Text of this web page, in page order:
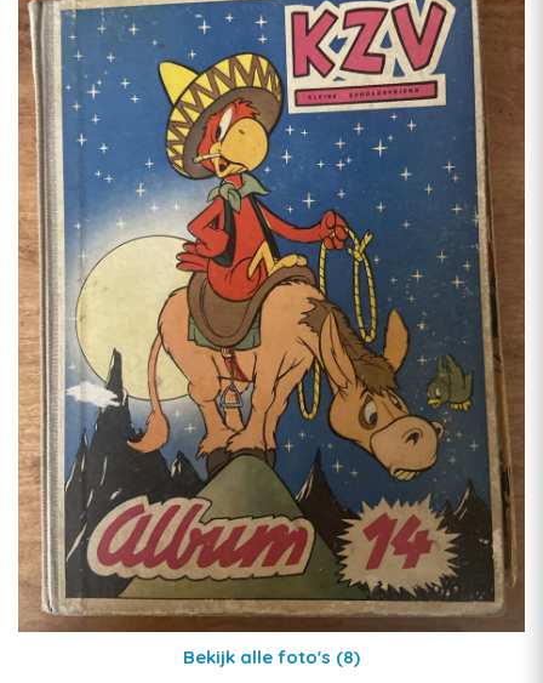
Bekijk alle foto's (8)